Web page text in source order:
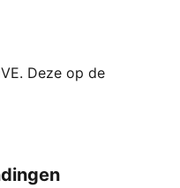
Deze op de
combineert de
grenzeloze
Retro en toch